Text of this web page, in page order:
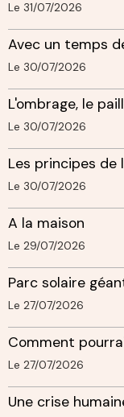
Le 31/07/2026
Avec un temps
Le 30/07/2026
L'ombrage, le
Le 30/07/2026
Les principes de
Le 30/07/2026
A la maison
Le 29/07/2026
Parc solaire
Le 27/07/2026
Comment
Le 27/07/2026
Une crise